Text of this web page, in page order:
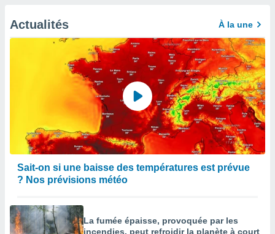
Actualités À la une
Sait-on si une baisse des températures est prévue
? Nos prévisions météo
La fumée épaisse, provoquée par les
incendies, peut refroidir la planète à court